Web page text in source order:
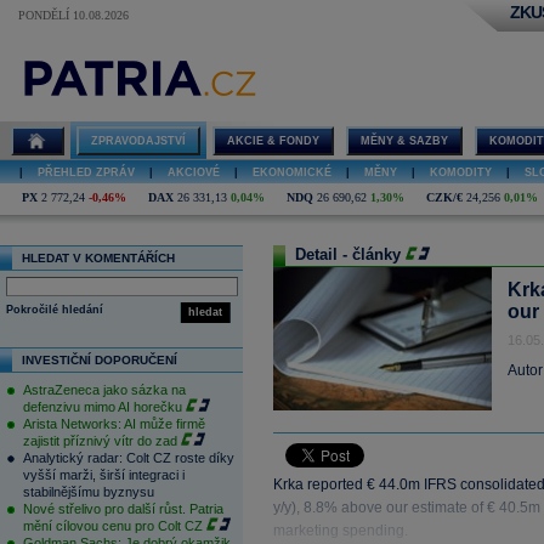
PONDĚLÍ 10.08.2026
ZPRAVODAJSTVÍ AKCIE & FONDY MĚNY & SAZBY
PŘEHLED ZPRÁV AKCIOVÉ EKONOMICKÉ MĚNY KOMODITY
PX 2 772,24 -0,46% DAX 26 331,13 0,04% NDQ 26 690,62 1,30% CZK/€ 24,256 0,01%
HLEDAT V KOMENTÁŘÍCH
hledat
Pokročilé hledání
INVESTIČNÍ DOPORUČENÍ
AstraZeneca jako sázka na
defenzivu mimo AI horečku
Arista Networks: AI může firmě
zajistit příznivý vítr do zad
Analytický radar: Colt CZ roste díky
vyšší marži, širší integraci i
stabilnějšímu byznysu
Nové střelivo pro další růst. Patria
mění cílovou cenu pro Colt CZ
Detail - články
our
Krka reported € 44.0m IFRS
y/y), 8.8% above our estimate of €
marketing spending.